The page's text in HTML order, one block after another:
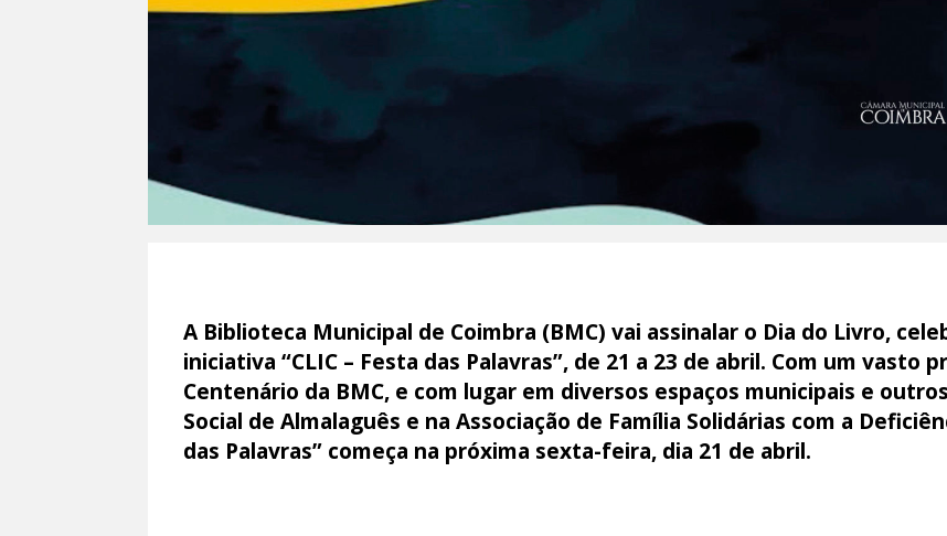
A Biblioteca Municipal de Coimbra (BMC) vai assinalar o Dia do Livro,
iniciativa “CLIC – Festa das Palavras”, de 21 a 23 de abril. Com um
Centenário da BMC, e com lugar em diversos espaços municipais e
Social de Almalaguês e na Associação de Família Solidárias com a
das Palavras” começa na próxima sexta-feira, dia 21 de abril.